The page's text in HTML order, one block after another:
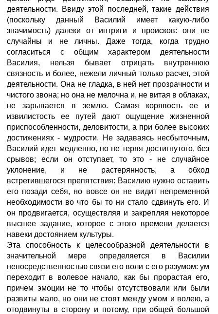
деятельности. Ввиду этой последней, такие действия
(поскольку данный Василий имеет какую-либо
значимость) далеки от интриги и происков: они не
случайны и не личны. Даже тогда, когда трудно
согласиться с общим характером деятельности
Василия, нельзя бывает отрицать внутреннюю
связность и более, нежели личный только расчет, этой
деятельности. Она не гладка, в ней нет прозрачности и
чистого звона; но она не мелочна и, не витая в облаках,
не зарывается в землю. Самая корявость ее и
извилистость ее путей дают ощущение жизненной
приспособленности, деловитости, а при более высоких
достижениях - мудрости. Не задаваясь несбыточным,
Василий идет медленно, но не теряя достигнутого, без
срывов; если он отступает, то это - не случайное
уклонение, и не растерянность, а обход
встретившегося препятствия: Василию нужно оставить
его позади себя, но вовсе он не видит непременной
необходимости во что бы то ни стало сдвинуть его. И
он продвигается, осуществляя и закрепляя некоторое
высшее задание, которое с этого времени делается
навеки достоянием культуры.
Эта способность к целесообразной деятельности в
значительной мере определяется в Василии
непосредственностью связи его воли с его разумом: ум
переходит в волевое начало, как бы прорастая его,
причем эмоции не то чтобы отсутствовали или были
развиты мало, но они не стоят между умом и волею, а
отодвинуты в сторону и потому, при общей большой